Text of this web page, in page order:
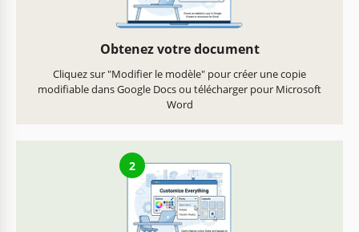
Obtenez votre document
Cliquez sur "Modifier le modèle" pour créer une copie
modifiable dans Google Docs ou télécharger pour Microsoft
Word
2